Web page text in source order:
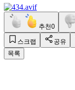
추천0
스크랩 공유
목록